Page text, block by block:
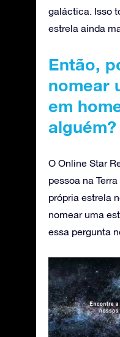
galáctica. Isso
estrela ainda
Então,
nomear
em
alguém?
O Online Star
pessoa na
própria estrela
nomear uma
essa pergunta